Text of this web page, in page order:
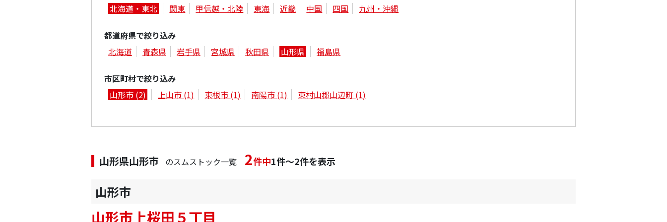
北海道・東北 関東 甲信越・北陸 東海 近畿 中国 四国 九州・沖縄
都道府県で絞り込み
北海道
青森県 岩手県 宮城県 秋田県 山形県 福島県
市区町村で絞り込み
山形市 (2) 上山市 (1) 東根市 (1) 南陽市 (1) 東村山郡山辺町 (1)
山形県山形市 のスムストック一覧 2件中1件～2件を表示
山形市
山形市上桜田５丁目